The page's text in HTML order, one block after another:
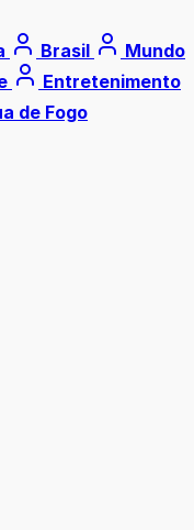
Brasil
Mundo
Entretenimento
de Fogo